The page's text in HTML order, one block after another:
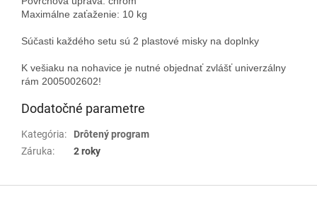
Maximálne zaťaženie: 10 kg
Súčasti každého setu sú 2 plastové misky na doplnky
K vešiaku na nohavice je nutné objednať zvlášť univerzálny
rám 2005002602!
Dodatočné parametre
Kategória:
Drôtený program
Záruka: 2 roky